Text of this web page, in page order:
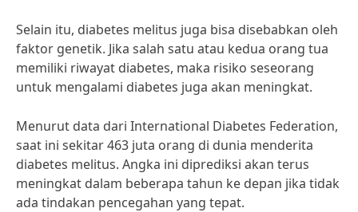
Selain itu, diabetes melitus juga bisa disebabkan oleh
faktor genetik. Jika salah satu atau kedua orang tua
memiliki riwayat diabetes, maka risiko seseorang
untuk mengalami diabetes juga akan meningkat.
Menurut data dari International Diabetes Federation,
saat ini sekitar 463 juta orang di dunia menderita
diabetes melitus. Angka ini diprediksi akan terus
meningkat dalam beberapa tahun ke depan jika tidak
ada tindakan pencegahan yang tepat.